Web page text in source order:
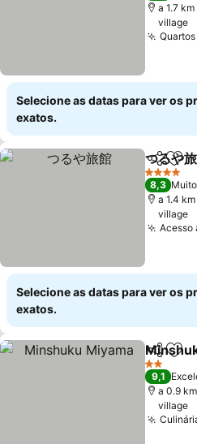
a 1.7
village
Selecione as datas para ver os
exatos.
Partilhar
つるや
4 Estrelas
8,3
a 1.4
village
Acesso
Selecione as datas para ver os
exatos.
Partilhar
2 Estrelas
9,1
a 0.9
village